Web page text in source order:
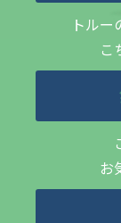
トル
こ
お